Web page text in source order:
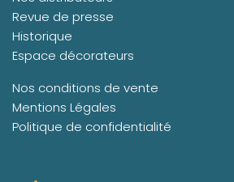
Revue de presse
Historique
Espace décorateurs
Nos conditions de vente
Mentions Légales
Politique de confidentialité